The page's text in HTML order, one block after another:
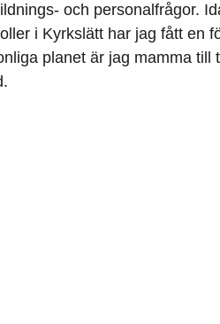
och personalfrågor.
i Kyrkslätt har jag fått en
planet är jag mamma